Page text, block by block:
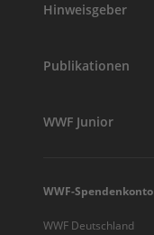
Hinweisgeber
Publikationen
WWF Junior
WWF-Spendenkonto
WWF Deutschland